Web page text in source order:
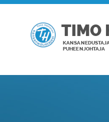
TIMO
PUHEENJOHTAJA